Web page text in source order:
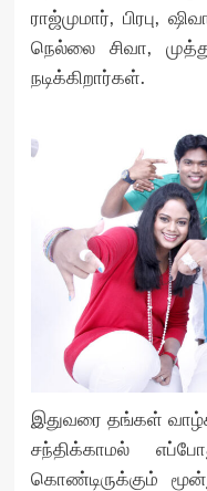
ராஜ்முமார், பிரபு,
நெல்லை சிவா,
நடிக்கிறார்கள்.
இதுவரை தங்கள்
சந்திக்காமல்
கொண்டிருக்கும்